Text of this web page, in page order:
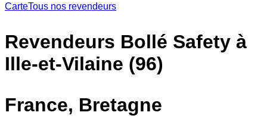
CarteTous nos revendeurs
Revendeurs Bollé Safety à
Ille-et-Vilaine (96)
France, Bretagne